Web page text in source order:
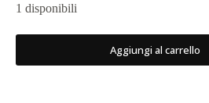
1 disponibili
Aggiungi al carrello